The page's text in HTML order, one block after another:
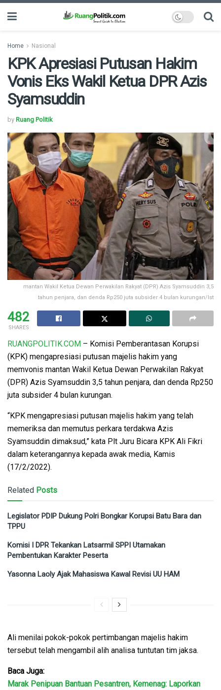
Home Nasional
KPK Apresiasi Putusan Hakim
Vonis Eks Wakil Ketua DPR Azis
Syamsuddin
by Ruang Politik
mantan Wakil Ketua Dewan Perwakilan Rakyat (DPR) Azis Syamsuddin 3,5
tahun penjara, dan denda Rp250 juta subsider 4 bulan kurungan/Ist
482
SHARES
RUANGPOLITIK.COM – Komisi Pemberantasan Korupsi
(KPK) mengapresiasi putusan majelis hakim yang
memvonis mantan Wakil Ketua Dewan Perwakilan Rakyat
(DPR) Azis Syamsuddin 3,5 tahun penjara, dan denda Rp250
juta subsider 4 bulan kurungan.
“KPK mengapresiasi putusan majelis hakim yang telah
memeriksa dan memutus perkara terdakwa Azis
Syamsuddin dimaksud,” kata Plt Juru Bicara KPK Ali Fikri
dalam keterangannya kepada awak media, Kamis
(17/2/2022).
Related Posts
Legislator PDIP Dukung Polri Bongkar Korupsi Batu Bara dan
TPPU
Komisi I DPR Tekankan Latsarmil SPPI Utamakan
Pembentukan Karakter Peserta
Yasonna Laoly Ajak Mahasiswa Kawal Revisi UU HAM
Ali menilai pokok-pokok pertimbangan majelis hakim
tersebut telah mengambil alih analisa tuntutan tim jaksa.
Baca Juga:
Marak Penipuan Bantuan Pesantren, Kemenag: Laporkan